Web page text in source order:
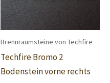
Brennraumsteine von Techfire
Techfire Bromo 2
Bodenstein vorne rechts